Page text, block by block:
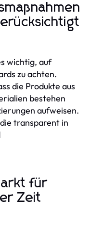
wichtig, auf
zu achten.
die Produkte aus
bestehen
aufweisen.
transparent in
für
Zeit